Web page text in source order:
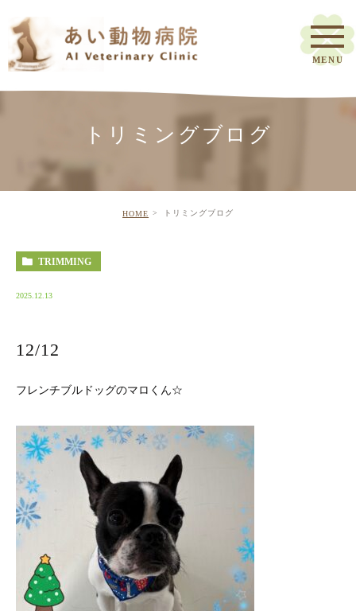
トリミングブログ
HOME トリミングブログ
TRIMMING
2025.12.13
12/12
フレンチブルドッグのマロくん☆